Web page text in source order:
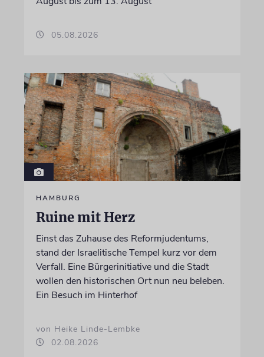
05.08.2026
HAMBURG
Ruine mit Herz
Einst das Zuhause des Reformjudentums,
stand der Israelitische Tempel kurz vor dem
Verfall. Eine Bürgerinitiative und die Stadt
wollen den historischen Ort nun neu beleben.
Ein Besuch im Hinterhof
von Heike Linde-Lembke
02.08.2026